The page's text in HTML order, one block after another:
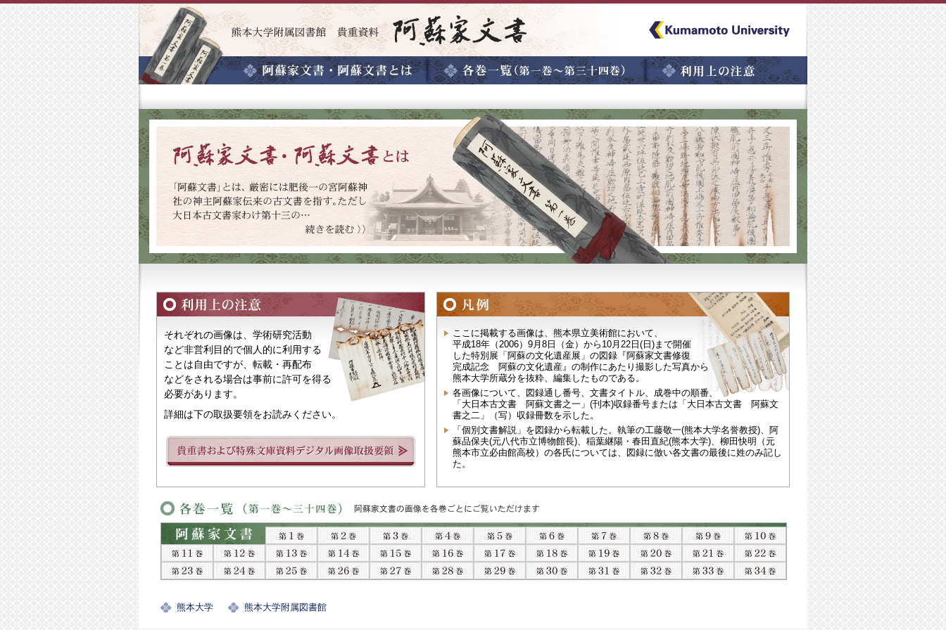
それぞれの画像は、学術研究活動
など非営利目的で個人的に利用する
ことは自由ですが、転載・再配布
などをされる場合は事前に許可を得る
必要があります。
詳細は下の取扱要領をお読みください。
ここに掲載する画像は、熊本県立美術館において、
平成18年（2006）9月8日（金）から10月22日(日)まで開催
した特別展「阿蘇の文化遺産展」の図録『阿蘇家文書修復
完成記念 阿蘇の文化遺産』の制作にあたり撮影した写真から
熊本大学所蔵分を抜粋、編集したものである。
各画像について、図録通し番号、文書タイトル、成巻中の順番、
「大日本古文書 阿蘇文書之一」(刊本)収録番号または「大日本古文書 阿蘇文
書之二」（写）収録冊数を示した。
「個別文書解説」を図録から転載した。執筆の工藤敬一(熊本大学名誉教授)、阿
蘇品保夫(元八代市立博物館長)、稲葉継陽・春田直紀(熊本大学)、柳田快明（元
熊本市立必由館高校）の各氏については、図録に倣い各文書の最後に姓のみ記し
た。
熊本大学 熊本大学附属図書館